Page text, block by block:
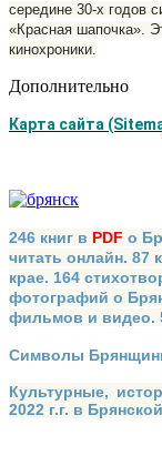
середине 30-х годов
«Красная шапочка».
кинохроники.
Дополнительно
Карта сайта
246 книг в PDF о
читать онлайн. 87
крае. 164
фотографий о
фильмов и видео.
Символы
Культурные,
2022 г.г. в